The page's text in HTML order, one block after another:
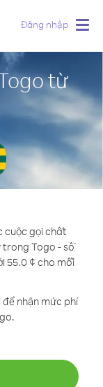
Đăng nhập
từ
cuộc gọi chất
trong Togo - số
55.0 ¢ cho mỗi
nhận mức phí